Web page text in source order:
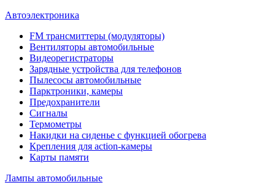
Автоэлектроника
FM трансмиттеры (модуляторы)
Вентиляторы автомобильные
Видеорегистраторы
Зарядные устройства для телефонов
Пылесосы автомобильные
Парктроники, камеры
Предохранители
Сигналы
Термометры
Накидки на сиденье с функцией обогрева
Крепления для action-камеры
Карты памяти
Лампы автомобильные